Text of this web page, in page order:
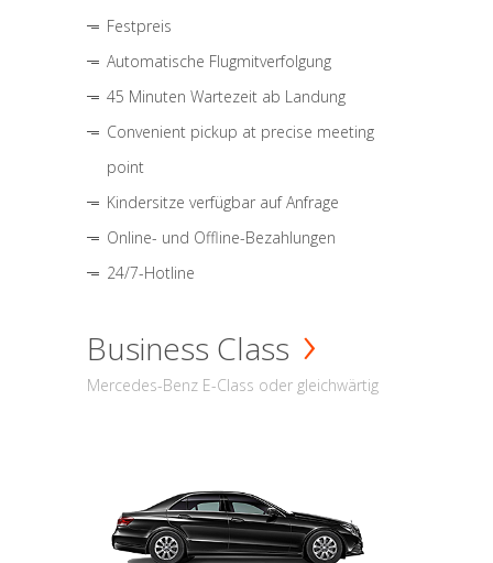
Festpreis
Automatische Flugmitverfolgung
45 Minuten Wartezeit ab Landung
Convenient pickup at precise meeting
point
Kindersitze verfügbar auf Anfrage
Online- und Offline-Bezahlungen
24/7-Hotline
Business Class
Mercedes-Benz E-Class oder gleichwärtig